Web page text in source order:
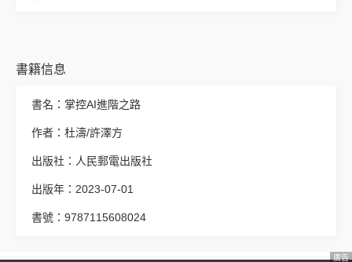
書籍信息
書名：掌控AI進階之路
作者：杜濤/許澤方
出版社：人民郵電出版社
出版年：2023-07-01
書號：9787115608024
廣告